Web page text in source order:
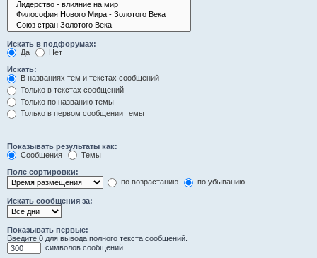
Искать в подфорумах:
Да
Нет
Искать:
В названиях тем и текстах сообщений
Только в текстах сообщений
Только по названию темы
Только в первом сообщении темы
Показывать результаты как:
Сообщения
Темы
Поле сортировки:
по возрастанию
по убыванию
Искать сообщения за:
Показывать первые:
Введите 0 для вывода полного текста сообщений.
символов сообщений